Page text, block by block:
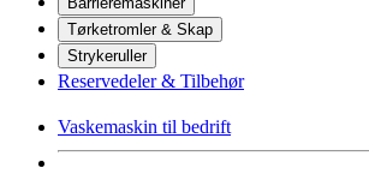
Tørketromler & Skap
Strykeruller
Reservedeler & Tilbehør
Vaskemaskin til bedrift